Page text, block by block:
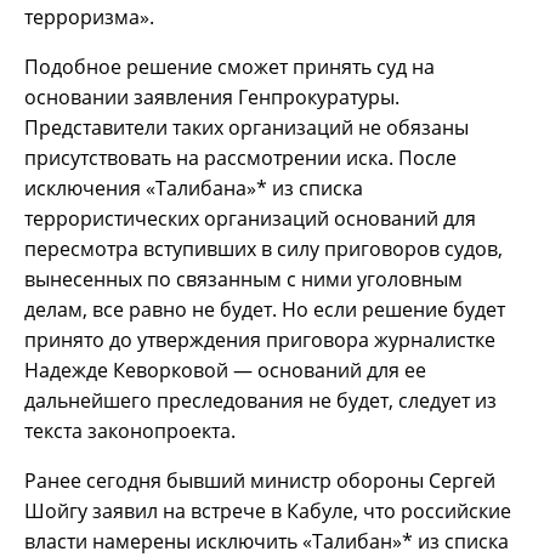
терроризма».
Подобное решение сможет принять суд на
основании заявления Генпрокуратуры.
Представители таких организаций не обязаны
присутствовать на рассмотрении иска. После
исключения «Талибана»* из списка
террористических организаций оснований для
пересмотра вступивших в силу приговоров судов,
вынесенных по связанным с ними уголовным
делам, все равно не будет. Но если решение будет
принято до утверждения приговора журналистке
Надежде Кеворковой — оснований для ее
дальнейшего преследования не будет, следует из
текста законопроекта.
Ранее сегодня бывший министр обороны Сергей
Шойгу заявил на встрече в Кабуле, что российские
власти намерены исключить «Талибан»* из списка